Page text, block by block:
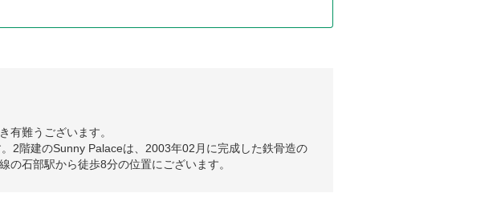
有難うございます。
2階建のSunny Palaceは、2003年02月に完成した鉄骨造の
石部駅から徒歩8分の位置にございます。